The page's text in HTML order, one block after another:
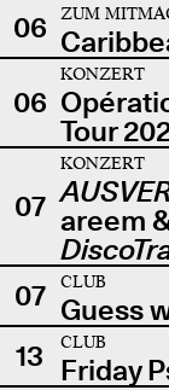
06
ZUM
06
KONZERT
Tour
07
KONZERT
areem
07
CLUB
Guess
13
CLUB
Friday